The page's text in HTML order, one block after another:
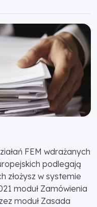
FEM wdrażanych
podlegają
złożysz w systemie
moduł Zamówienia
moduł Zasada